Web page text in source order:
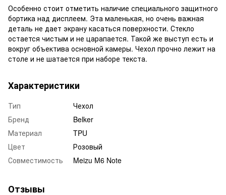
Особенно стоит отметить наличие специального защитного
бортика над дисплеем. Эта маленькая, но очень важная
деталь не дает экрану касаться поверхности. Стекло
остается чистым и не царапается. Такой же выступ есть и
вокруг объектива основной камеры. Чехол прочно лежит на
столе и не шатается при наборе текста.
Характеристики
Тип
Чехол
Бренд
Belker
Материал
TPU
Цвет
Розовый
Совместимость
Meizu M6 Note
Отзывы